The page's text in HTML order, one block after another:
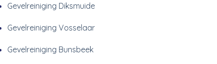
Gevelreiniging Diksmuide
Gevelreiniging Vosselaar
Gevelreiniging Bunsbeek